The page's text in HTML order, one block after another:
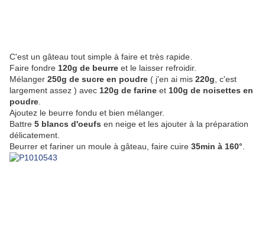
C'est un gâteau tout simple à faire et très rapide.
Faire fondre 120g de beurre et le laisser refroidir.
Mélanger 250g de sucre en poudre ( j'en ai mis 220g , c'est
largement assez ) avec 120g de farine et 100g de noisettes en
poudre
Ajoutez le beurre fondu et bien mélanger.
Battre 5 blancs d'oeufs en neige et les ajouter à la préparation
délicatement.
Beurrer et fariner un moule à gâteau, faire cuire 35min à 160°